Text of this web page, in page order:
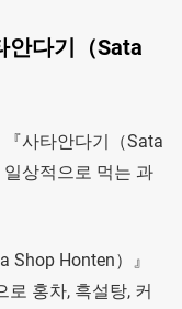
안다기（Sata
사타안다기（Sata
상적으로 먹는 과
Shop Honten）』
로 홍차, 흑설탕, 커